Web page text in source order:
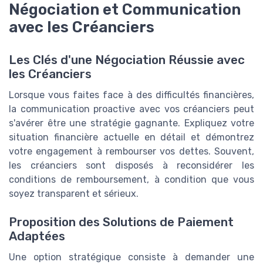
Négociation et Communication
avec les Créanciers
Les Clés d'une Négociation Réussie avec
les Créanciers
Lorsque vous faites face à des difficultés financières,
la communication proactive avec vos créanciers peut
s'avérer être une stratégie gagnante. Expliquez votre
situation financière actuelle en détail et démontrez
votre engagement à rembourser vos dettes. Souvent,
les créanciers sont disposés à reconsidérer les
conditions de remboursement, à condition que vous
soyez transparent et sérieux.
Proposition des Solutions de Paiement
Adaptées
Une option stratégique consiste à demander une